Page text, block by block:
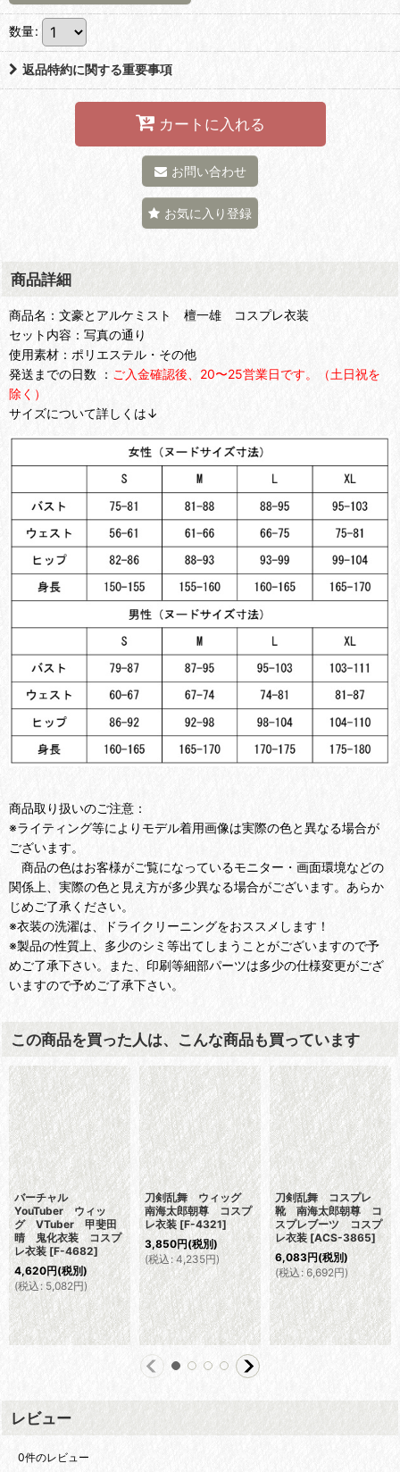
数量:
返品特約に関する重要事項
カートに入れる
お問い合わせ
お気に入り登録
商品詳細
商品名：文豪とアルケミスト 檀一雄 コスプレ衣装
セット内容：写真の通り
使用素材：ポリエステル・その他
発送までの日数 ： ご入金確認後、20〜25営業日です。（土日祝を
除く）
サイズについて詳しくは↓
商品取り扱いのご注意：
※ライティング等によりモデル着用画像は実際の色と異なる場合が
ございます。
商品の色はお客様がご覧になっているモニター・画面環境などの
関係上、実際の色と見え方が多少異なる場合がございます。あらか
じめご了承ください。
※衣装の洗濯は、ドライクリーニングをおススメします！
※製品の性質上、多少のシミ等出てしまうことがございますので予
めご了承下さい。また、印刷等細部パーツは多少の仕様変更がござ
いますので予めご了承下さい。
この商品を買った人は、こんな商品も買っています
バーチャル
YouTuber ウィッ
グ VTuber 甲斐田
晴 鬼化衣装 コスプ
レ衣装 [F-4682]
4,620円(税別)
(税込: 5,082円)
刀剣乱舞 ウィッグ
南海太郎朝尊 コスプ
レ衣装 [F-4321]
3,850円(税別)
(税込 : 4,235円)
刀剣乱舞 コスプレ
靴 南海太郎朝尊 コ
スプレブーツ コスプ
レ衣装 [ACS-3865]
6,083円(税別)
(税込: 6,692円)
レビュー
0件のレビュー